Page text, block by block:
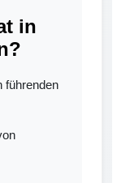
in
führenden